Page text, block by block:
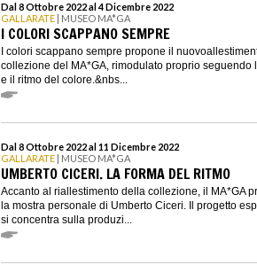
Dal 8 Ottobre 2022 al 4 Dicembre 2022
GALLARATE | MUSEO MA*GA
I COLORI SCAPPANO SEMPRE
I colori scappano sempre propone il
collezione del MA*GA, rimodulato proprio seguendo
e il ritmo del colore.&nbs...
Dal 8 Ottobre 2022 al 11 Dicembre 2022
GALLARATE | MUSEO MA*GA
UMBERTO CICERI. LA FORMA DEL RITMO
Accanto al riallestimento della collezione, il MA*GA
la mostra personale di Umberto Ciceri. Il progetto
si concentra sulla produzi...